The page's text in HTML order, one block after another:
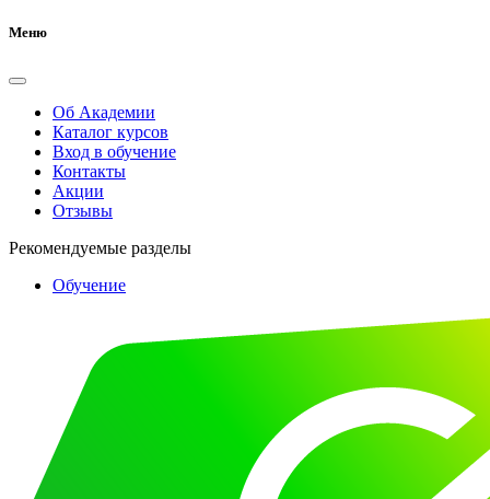
Меню
Об Академии
Каталог курсов
Вход в обучение
Контакты
Акции
Отзывы
Рекомендуемые разделы
Обучение